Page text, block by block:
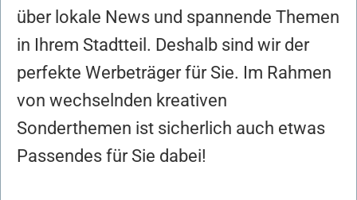
über lokale News und spannende Themen
in Ihrem Stadtteil. Deshalb sind wir der
perfekte Werbeträger für Sie. Im Rahmen
von wechselnden kreativen
Sonderthemen ist sicherlich auch etwas
Passendes für Sie dabei!